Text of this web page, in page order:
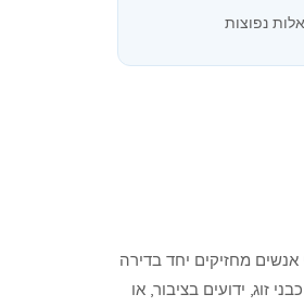
נפוצות
מחזיקים יחד בדירה
זוג, ידועים בציבור, או